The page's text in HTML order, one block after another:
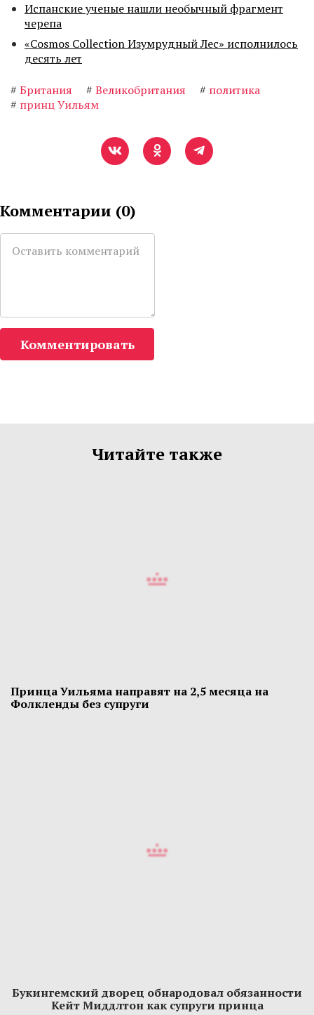
Испанские ученые нашли необычный фрагмент
черепа
«Cosmos Collection Изумрудный Лес» исполнилось
десять лет
# Британия # Великобритания # политика
# принц Уильям
Комментарии (0)
Комментировать
Читайте также
Принца Уильяма направят на 2,5 месяца на
Фолкленды без супруги
Букингемский дворец обнародовал обязанности
Кейт Миддлтон как супруги принца